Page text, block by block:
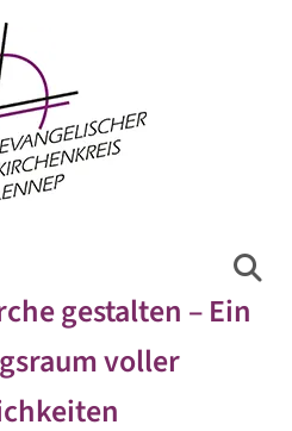
gestalten – Ein
voller